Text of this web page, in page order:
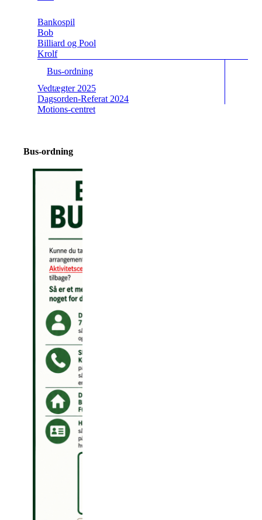
Bankospil
Bob
Billiard og Pool
Krolf
Bus-ordning
Vedtægter 2025
Dagsorden-Referat 2024
Motions-centret
Bus-ordning